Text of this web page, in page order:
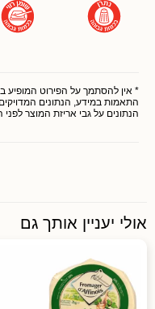
* אין להסתמך על הפירוט המופיע
התאמות במידע, הנתונים
הנתונים על גבי אריזת המוצר לפני
אולי יעניין אותך גם